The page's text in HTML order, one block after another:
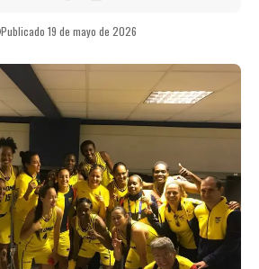
Publicado 19 de mayo de 2026